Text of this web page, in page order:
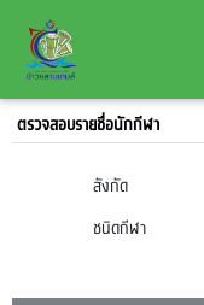
ตรวจสอบรายชื่อนักกีฬา
สังกัด
ชนิดกีฬา